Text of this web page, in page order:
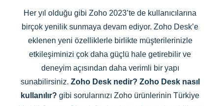
Her yıl olduğu gibi Zoho 2023’te de kullanıcılarına
birçok yenilik sunmaya devam ediyor. Zoho Desk’e
eklenen yeni özelliklerle birlikte müşterilerinizle
etkileşiminizi çok daha güçlü hale getirebilir ve
deneyim açısından daha verimli bir yapı
sunabilirsiniz. Zoho Desk nedir? Zoho Desk nasıl
kullanılır? gibi sorularınızı Zoho ürünlerinin Türkiye